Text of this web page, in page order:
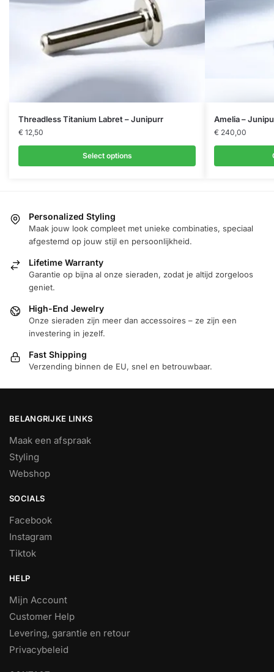
Threadless Titanium Labret – Junipurr
€ 12,50
Select options
Dit
product
heeft
meerdere
kan
gekozen
op
productpagina
Amelia –
€ 240,00
Dit
product
heeft
meerdere
gekozen
de
Personalized Styling
Maak jouw look compleet met unieke combinaties, speciaal
afgestemd op jouw stijl en persoonlijkheid.
Lifetime Warranty
Garantie op bijna al onze sieraden, zodat je altijd zorgeloos
geniet.
High-End Jewelry
Onze sieraden zijn meer dan accessoires – ze zijn een
investering in jezelf.
Fast Shipping
Verzending binnen de EU, snel en betrouwbaar.
BELANGRIJKE LINKS
Maak een afspraak
Styling
Webshop
SOCIALS
Facebook
Instagram
Tiktok
HELP
Mijn Account
Customer Help
Levering, garantie en retour
Privacybeleid